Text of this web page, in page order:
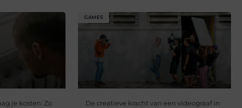
je kosten: Zo
GAMES
De creatieve kracht van een videograaf in